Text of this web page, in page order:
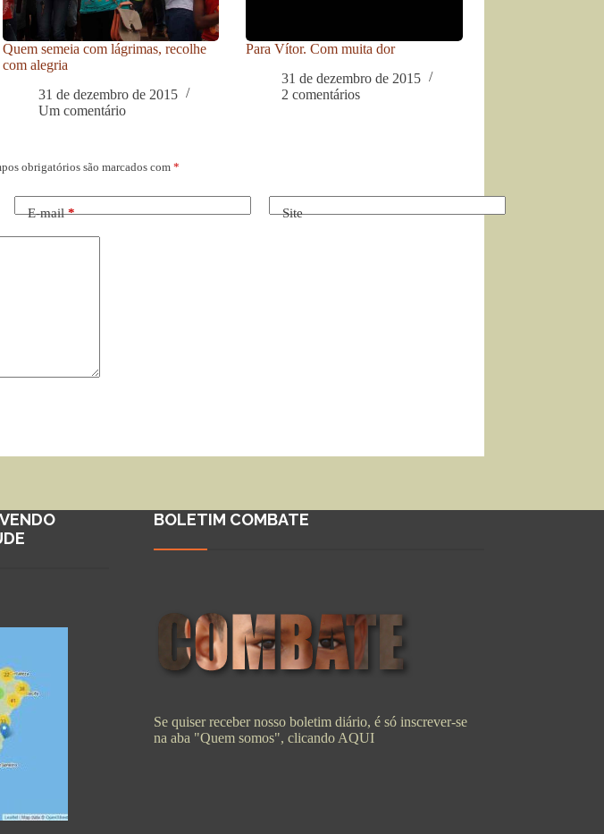
Quem semeia com lágrimas, recolhe
com alegria
31 de dezembro de 2015
Um comentário
Para Vítor. Com muita dor
31 de dezembro de 2015
2 comentários
obrigatórios são marcados com *
E-mail* Site
BOLETIM COMBATE
Se quiser receber nosso boletim diário, é só inscrever-se
na aba "Quem somos", clicando AQUI